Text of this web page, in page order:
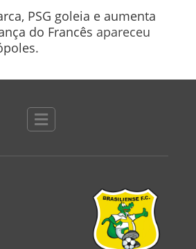
PSG goleia e aumenta
do Francês apareceu
.